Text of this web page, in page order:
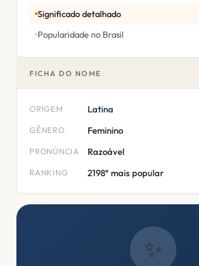
Significado detalhado
Popularidade no Brasil
FICHA DO NOME
ORIGEM Latina
GÊNERO Feminino
PRONÚNCIA Razoável
RANKING 2198º mais popular
✨